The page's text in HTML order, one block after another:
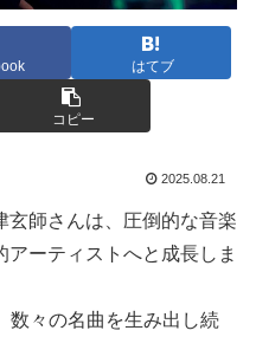
はてブ
コピー
2025.08.21
玄師さんは、圧倒的な音楽
ーティストへと成長しま
数々の名曲を生み出し続